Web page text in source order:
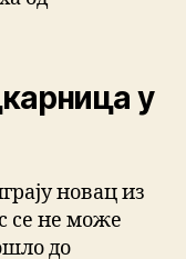
у
новац из
се не може
до